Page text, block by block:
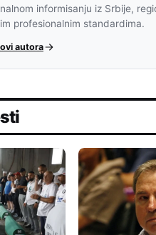
informisanju iz Srbije,
profesionalnim standardima.
autora